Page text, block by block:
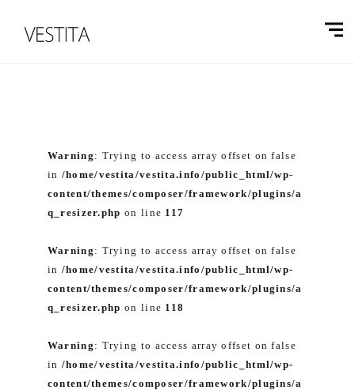
Warning : Trying to access array offset on false
in /home/vestita/vestita.info/public_html/wp-
content/themes/composer/framework/plugins/a
q_resizer.php on line 117
Warning : Trying to access array offset on false
in /home/vestita/vestita.info/public_html/wp-
content/themes/composer/framework/plugins/a
q_resizer.php on line 118
Warning : Trying to access array offset on false
in /home/vestita/vestita.info/public_html/wp-
content/themes/composer/framework/plugins/a